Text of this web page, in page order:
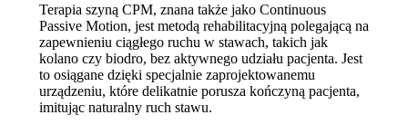
Terapia szyną CPM, znana także jako Continuous
Passive Motion, jest metodą rehabilitacyjną polegającą na
zapewnieniu ciągłego ruchu w stawach, takich jak
kolano czy biodro, bez aktywnego udziału pacjenta. Jest
to osiągane dzięki specjalnie zaprojektowanemu
urządzeniu, które delikatnie porusza kończyną pacjenta,
imitując naturalny ruch stawu.